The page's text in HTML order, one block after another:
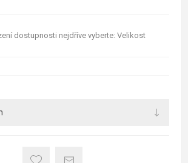
dostupnosti nejdříve vyberte: Velikost